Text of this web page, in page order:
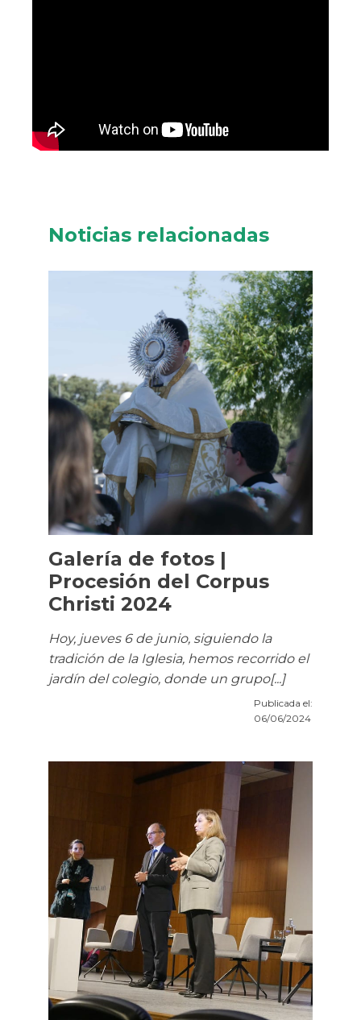
Noticias relacionadas
Galería de fotos |
Procesión del Corpus
Christi 2024
Hoy, jueves 6 de junio, siguiendo la
tradición de la Iglesia, hemos recorrido el
jardín del colegio, donde un grupo[...]
Publicada el:
06/06/2024